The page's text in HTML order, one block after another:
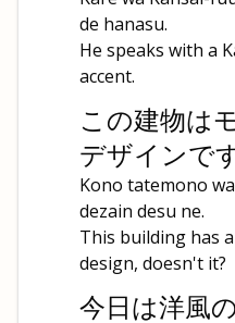
de hanasu.
He speaks with a
accent.
この建物は
デザインで
Kono tatemono
dezain desu ne.
This building has
design, doesn't it?
今日は洋風